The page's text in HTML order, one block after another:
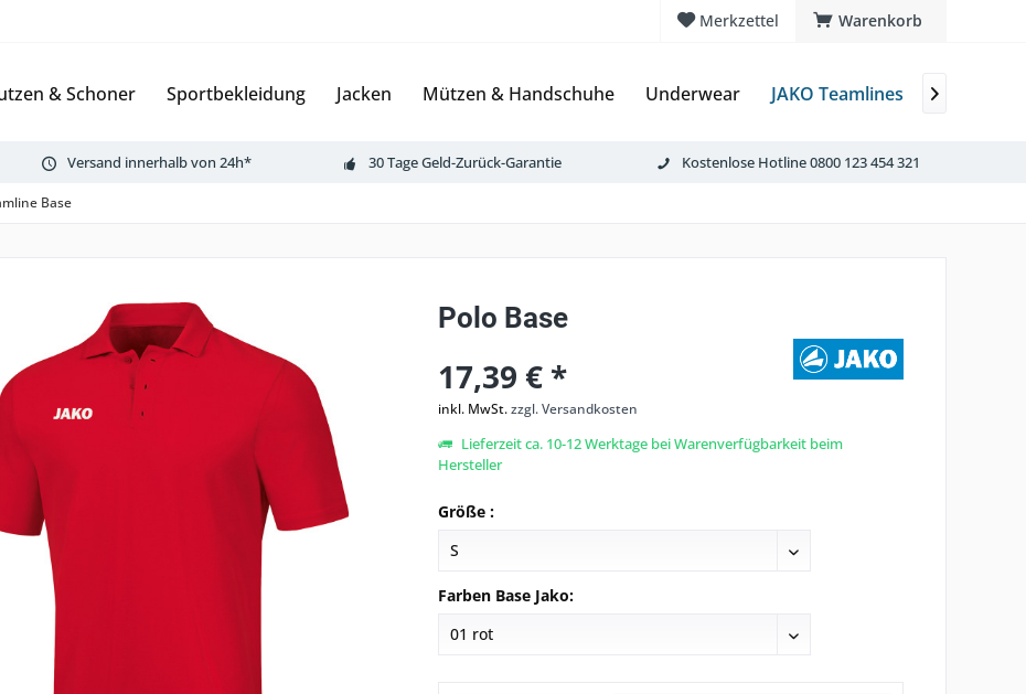
Warenkorb
Merkzettel
& Schoner Sportbekleidung Jacken Mützen & Handschuhe Underwear JAKO Teamlines Bälle

Versand innerhalb von 24h* 30 Tage Geld-Zurück-Garantie Kostenlose Hotline 0800 123 454 321
Base
Polo Base
17,39 € *
inkl. MwSt.zzgl. Versandkosten
Lieferzeit ca. 10-12 Werktage bei Warenverfügbarkeit beim
Hersteller
Größe :
Farben Base Jako: